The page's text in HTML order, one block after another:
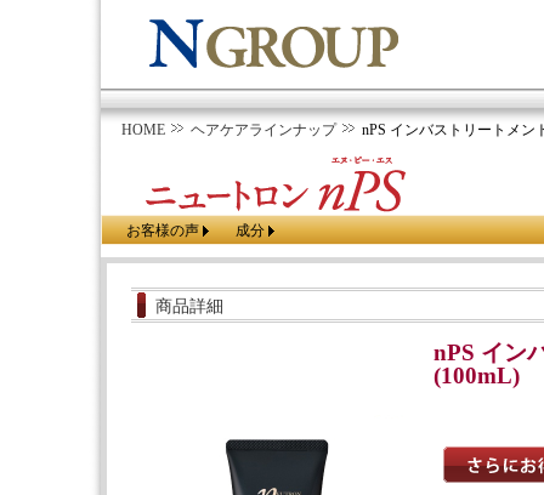
HOME ヘアケアラインナップ nPS インバストリートメン
お客様の声 成分
商品詳細
nPS イン
(100mL)